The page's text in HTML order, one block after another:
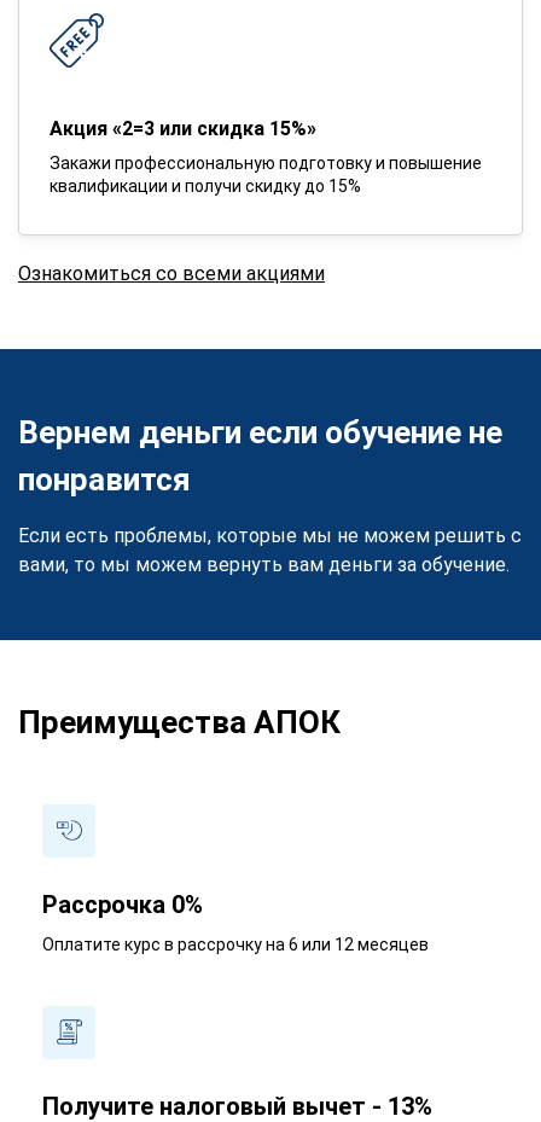
Акция «2=3 или скидка 15%»
Закажи профессиональную подготовку и повышение
квалификации и получи скидку до 15%
Ознакомиться со всеми акциями
Вернем деньги если обучение не
понравится
Если есть проблемы, которые мы не можем решить с
вами, то мы можем вернуть вам деньги за обучение.
Преимущества АПОК
Рассрочка 0%
Оплатите курс в рассрочку на 6 или 12 месяцев
Получите налоговый вычет - 13%